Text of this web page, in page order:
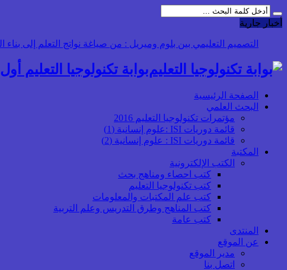
أخبار جارية
التصميم التعليمي:
بوابة تكنولوجيا التعليم
الصفحة الرئيسية
البحث العلمي
مؤتمرات تكنولوجيا التعليم 2016
قائمة دوريات ISI :علوم إنسانية (1)
قائمة دوريات ISI : علوم إنسانية (2)
المكتبة
الكتب الإلكترونية
كتب احصاء ومناهج بحث
كتب تكنولوجيا التعليم
كتب علم المكتبات والمعلومات
كتب المناهج وطرق التدريس وعلم التربية
كتب عامة
المنتدى
عن الموقع
مدير الموقع
اتصل بنا